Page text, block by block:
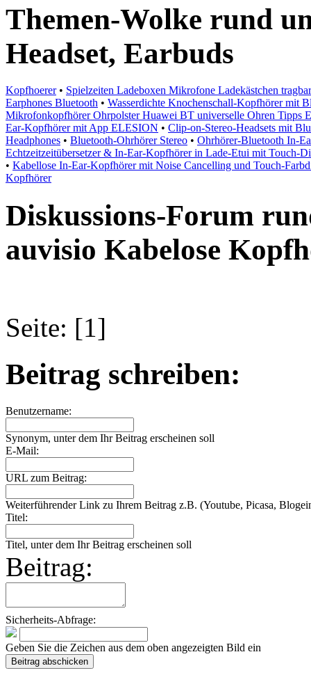
Themen-Wolke rund
Headset, Earbuds
Kopfhoerer• Spielzeiten Ladeboxen Mikrofone Ladekästchen
Earphones Bluetooth • Wasserdichte Knochenschall-Kopfhörer mit
Mikrofonkopfhörer Ohrpolster Huawei BT universelle Ohren Tipps
Ear-Kopfhörer mit App ELESION • Clip-on-Stereo-Headsets mit
Headphones • Bluetooth-Ohrhörer Stereo • Ohrhörer-Bluetooth In-
Echtzeitzeitübersetzer & In-Ear-Kopfhörer in Lade-Etui mit Touch-
• Kabellose In-Ear-Kopfhörer mit Noise Cancelling und Touch-
Kopfhörer
Diskussions-Forum
auvisio Kabelose
Seite: [1]
Beitrag schreiben:
Benutzername:
Synonym, unter dem Ihr Beitrag erscheinen soll
E-Mail:
URL zum Beitrag:
Weiterführender Link zu Ihrem Beitrag z.B. (Youtube, Picasa,
Titel:
Titel, unter dem Ihr Beitrag erscheinen soll
Beitrag:
Sicherheits-Abfrage:
Geben Sie die Zeichen aus dem oben angezeigten Bild ein